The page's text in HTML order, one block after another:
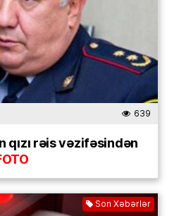
639
rəis vəzifəsindən
Son Xəbərlər